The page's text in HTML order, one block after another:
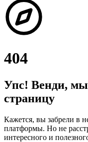
404
Упс! Венди,
страницу
Кажется, вы забрели в
платформы. Но не
интересного и